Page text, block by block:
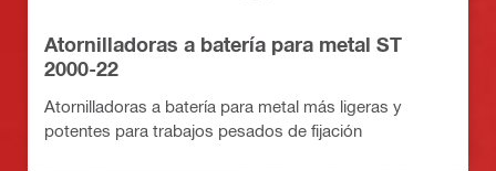
Atornilladoras a batería para metal ST
2000-22
Atornilladoras a batería para metal más ligeras y
potentes para trabajos pesados de fijación